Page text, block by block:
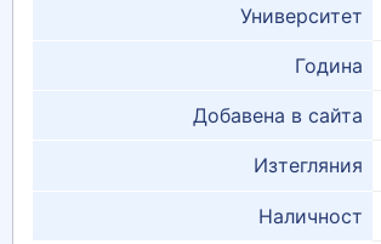
Университет
Година
Добавена в сайта
Изтегляния
Наличност